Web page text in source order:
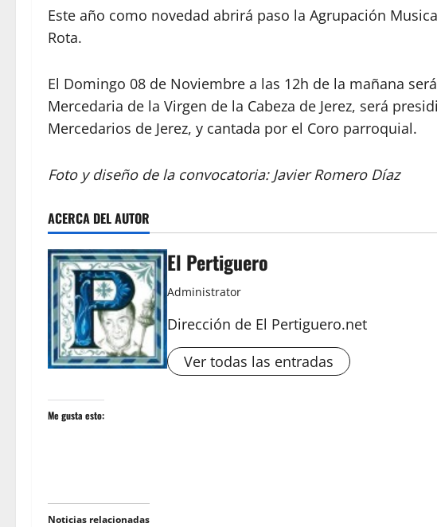
Este año como novedad abrirá paso la Agrupación
Rota.
El Domingo 08 de Noviembre a las 12h de la mañana
Mercedaria de la Virgen de la Cabeza de Jerez, será
Mercedarios de Jerez, y cantada por el Coro parroquial.
Foto y diseño de la convocatoria: Javier Romero Díaz
ACERCA DEL AUTOR
El Pertiguero
Administrator
Dirección de El Pertiguero.net
Ver todas las entradas
Me gusta esto:
Noticias relacionadas